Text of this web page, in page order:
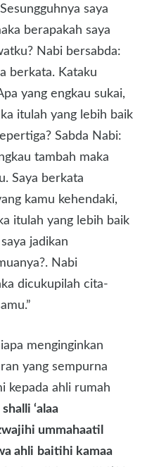
saya
berapakah saya
Nabi bersabda:
berkata. Kataku
yang engkau sukai,
itulah yang lebih baik
Sabda Nabi:
tambah maka
Saya berkata
kamu kehendaki,
itulah yang lebih baik
jadikan
Nabi
dicukupilah cita-
menginginkan
yang sempurna
kepada ahli rumah
‘alaa
ummahaatil
ahli baitihi kamaa